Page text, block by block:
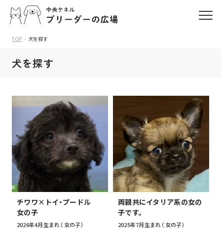
TOP 犬を探す
犬を探す
チワワ×トイ・プードル
女の子
2026年4月生まれ （女の子）
両親共にイタリア系の女の
子です。
2025年7月生まれ （女の子）